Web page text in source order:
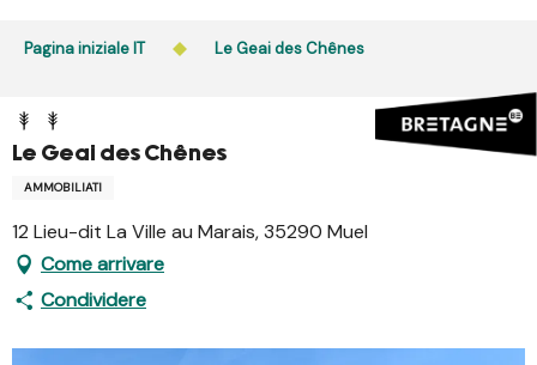
Pagina iniziale IT Le Geai des Chênes
Le Geai des Chênes
AMMOBILIATI
12 Lieu-dit La Ville au Marais, 35290 Muel
Come arrivare
Condividere